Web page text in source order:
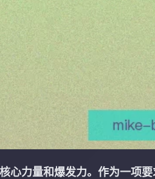
心力量和爆发力。作为一项